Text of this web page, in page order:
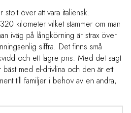
över att vara italiensk.
kilometer vilket stämmer om man
iväg på långkörning är strax över
siffra. Det finns små
och ett lägre pris. Med det sagt
med el-drivlina och den är ett
till familjer i behov av en andra,